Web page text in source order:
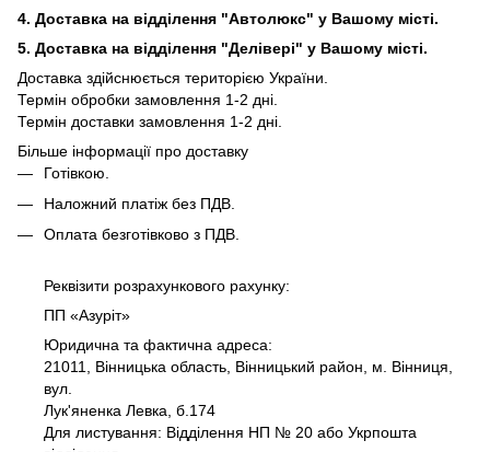
4. Доставка на відділення "Автолюкс" у Вашому місті.
5. Доставка на відділення "Делівері" у Вашому місті.
Доставка здійснюється територією України.
Термін обробки замовлення 1-2 дні.
Термін доставки замовлення 1-2 дні.
Більше інформації про доставку
Готівкою.
Наложний платіж без ПДВ.
Оплата безготівково з ПДВ.
Реквізити розрахункового рахунку:
ПП «Азуріт»
Юридична та фактична адреса:
21011, Вінницька область, Вінницький район, м. Вінниця,
вул.
Лук'яненка Левка, б.174
Для листування: Відділення НП № 20 або Укрпошта